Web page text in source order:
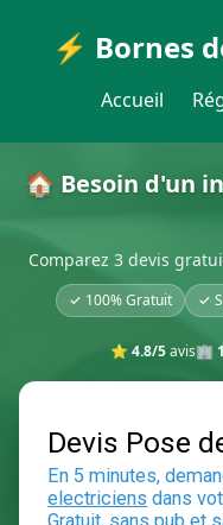
⚡ Bornes
Accueil
🏠 Besoin d'un
Comparez 3 devis
✓ 100% Gratuit ✓
⭐ 4.8/5avis🏢